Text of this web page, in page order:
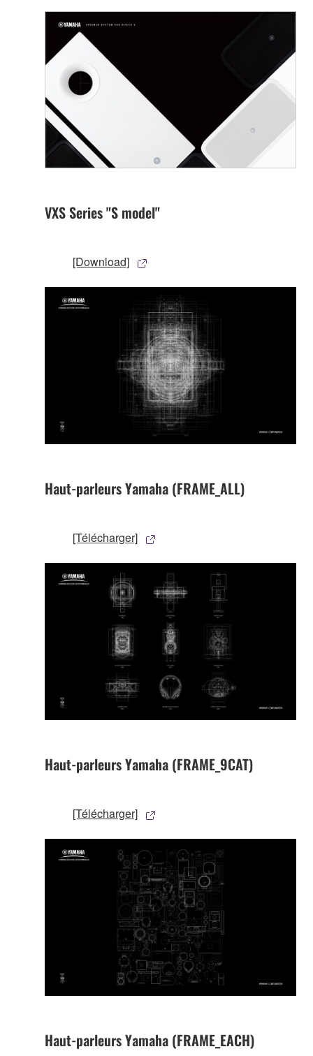
VXS Series "S model"
[Download]
Haut-parleurs Yamaha (FRAME_ALL)
[Télécharger]
Haut-parleurs Yamaha (FRAME_9CAT)
[Télécharger]
Haut-parleurs Yamaha (FRAME_EACH)